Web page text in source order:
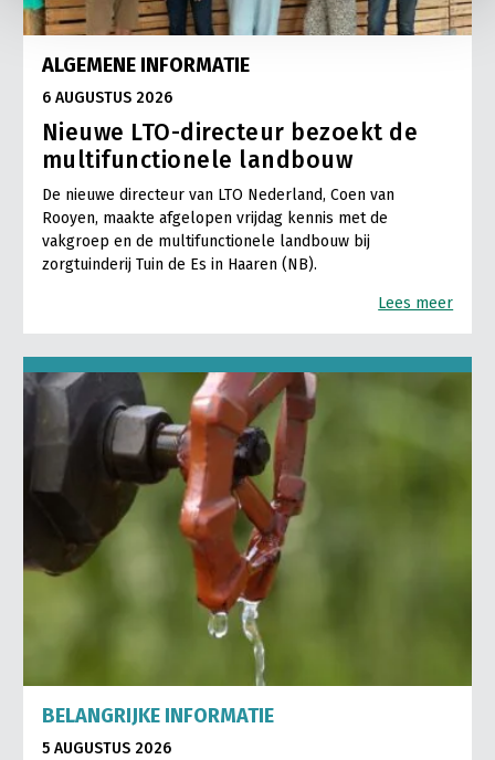
ALGEMENE INFORMATIE
6 AUGUSTUS 2026
Nieuwe LTO-directeur bezoekt de
multifunctionele landbouw
De nieuwe directeur van LTO Nederland, Coen van
Rooyen, maakte afgelopen vrijdag kennis met de
vakgroep en de multifunctionele landbouw bij
zorgtuinderij Tuin de Es in Haaren (NB).
Lees meer
BELANGRIJKE INFORMATIE
5 AUGUSTUS 2026